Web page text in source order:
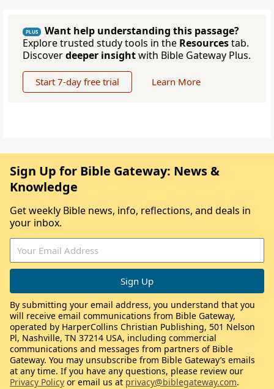
PLUS
Want help understanding this passage?
Explore trusted study tools in the Resourcestab.
Discoverdeeper insightwith Bible Gateway Plus.
Start 7-day free trial Learn More
Sign Up for Bible Gateway: News &
Knowledge
Get weekly Bible news, info, reflections, and deals in
your inbox.
By submitting your email address, you understand that you
will receive email communications from Bible Gateway,
operated by HarperCollins Christian Publishing, 501 Nelson
Pl, Nashville, TN 37214 USA, including commercial
communications and messages from partners of Bible
Gateway. You may unsubscribe from Bible Gateway’s emails
at any time. If you have any questions, please review our
Privacy Policy or email us at privacy@biblegateway.com.